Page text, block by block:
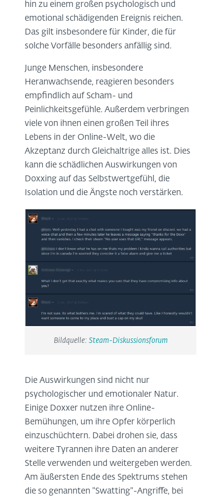
hin zu einem großen psychologisch und
emotional schädigenden Ereignis reichen.
Das gilt insbesondere für Kinder, die für
solche Vorfälle besonders anfällig sind.
Junge Menschen, insbesondere
Heranwachsende, reagieren besonders
empfindlich auf Scham- und
Peinlichkeitsgefühle. Außerdem verbringen
viele von ihnen einen großen Teil ihres
Lebens in der Online-Welt, wo die
Akzeptanz durch Gleichaltrige alles ist. Dies
kann die schädlichen Auswirkungen von
Doxxing auf das Selbstwertgefühl, die
Isolation und die Ängste noch verstärken.
Bildquelle: Steam-Diskussionsforum
Die Auswirkungen sind nicht nur
psychologischer und emotionaler Natur.
Einige Doxxer nutzen ihre Online-
Bemühungen, um ihre Opfer körperlich
einzuschüchtern. Dabei drohen sie, dass
weitere Tyrannen ihre Daten an anderer
Stelle verwenden und weitergeben werden.
Am äußersten Ende des Spektrums stehen
die so genannten "Swatting"-Angriffe, bei